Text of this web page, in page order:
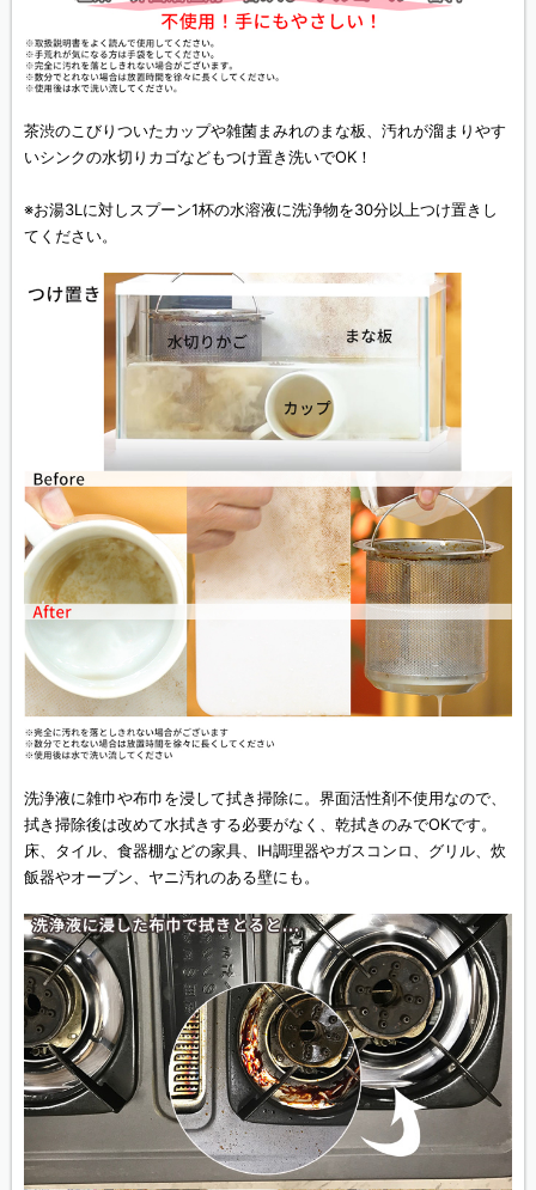
茶渋のこびりついたカップや雑菌まみれのまな板、汚れが溜まりやす
いシンクの水切りカゴなどもつけ置き洗いでOK！
※お湯3Lに対しスプーン1杯の水溶液に洗浄物を30分以上つけ置きし
てください。
洗浄液に雑巾や布巾を浸して拭き掃除に。界面活性剤不使用なので、
拭き掃除後は改めて水拭きする必要がなく、乾拭きのみでOKです。
床、タイル、食器棚などの家具、IH調理器やガスコンロ、グリル、炊
飯器やオーブン、ヤニ汚れのある壁にも。